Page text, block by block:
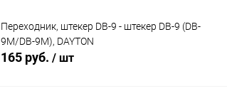
Переходник, штекер DB-9 - штекер DB-9 (DB-
9M/DB-9M), DAYTON
165 руб. / шт